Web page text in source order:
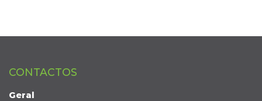
CONTACTOS
Geral